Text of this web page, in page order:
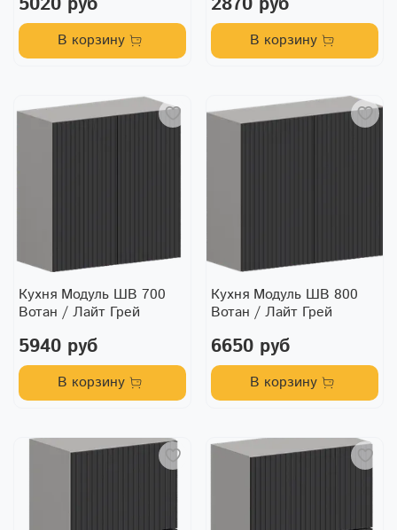
В корзину В корзину
Кухня Модуль ШВ 700
Вотан / Лайт Грей
5940 руб
В корзину
Кухня Модуль ШВ 800
Вотан / Лайт Грей
6650 руб
В корзину